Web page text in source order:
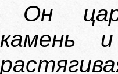
Он
камень